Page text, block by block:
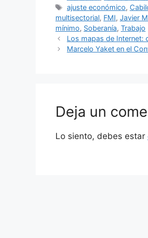
ajuste económico,
multisectorial, FMI, Javier
mínimo, Soberanía, Trabajo
Los mapas de Internet:
Marcelo Yaket en el
Deja un
Lo siento, debes estar